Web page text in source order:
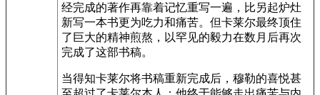
经完成的著作再靠着记忆重写一遍，比另起炉灶
新写一本书更为吃力和痛苦。但卡莱尔最终顶住
了巨大的精神煎熬，以罕见的毅力在数月后再次
完成了这部书稿。
当得知卡莱尔将书稿重新完成后，穆勒的喜悦甚